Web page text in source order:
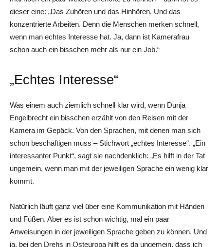
dieser eine: „Das Zuhören und das Hinhören. Und das
konzentrierte Arbeiten. Denn die Menschen merken schnell,
wenn man echtes Interesse hat. Ja, dann ist Kamerafrau
schon auch ein bisschen mehr als nur ein Job.“
„Echtes Interesse“
Was einem auch ziemlich schnell klar wird, wenn Dunja
Engelbrecht ein bisschen erzählt von den Reisen mit der
Kamera im Gepäck. Von den Sprachen, mit denen man sich
schon beschäftigen muss – Stichwort „echtes Interesse“. „Ein
interessanter Punkt“, sagt sie nachdenklich: „Es hilft in der Tat
ungemein, wenn man mit der jeweiligen Sprache ein wenig klar
kommt.
Natürlich läuft ganz viel über eine Kommunikation mit Händen
und Füßen. Aber es ist schon wichtig, mal ein paar
Anweisungen in der jeweiligen Sprache geben zu können. Und
ja, bei den Drehs in Osteuropa hilft es da ungemein, dass ich